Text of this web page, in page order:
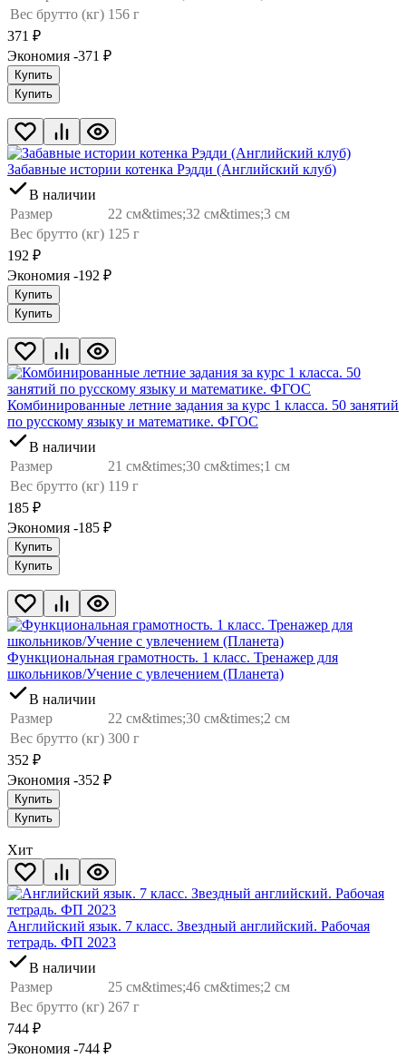
Вес брутто (кг) 156 г
371 ₽
Экономия -371 ₽
Купить
Купить
Забавные истории котенка Рэдди (Английский клуб)
В наличии
Размер
22 см&times;32 см&times;3 см
Вес брутто (кг) 125 г
192 ₽
Экономия -192 ₽
Купить
Купить
Комбинированные летние задания за курс 1 класса. 50 занятий
по русскому языку и математике. ФГОС
В наличии
Размер
21 см&times;30 см&times;1 см
Вес брутто (кг) 119 г
185 ₽
Экономия -185 ₽
Купить
Купить
Функциональная грамотность. 1 класс. Тренажер для
школьников/Учение с увлечением (Планета)
В наличии
Размер
22 см&times;30 см&times;2 см
Вес брутто (кг) 300 г
352 ₽
Экономия -352 ₽
Купить
Купить
Хит
Английский язык. 7 класс. Звездный английский. Рабочая
тетрадь. ФП 2023
В наличии
Размер
25 см&times;46 см&times;2 см
Вес брутто (кг) 267 г
744 ₽
Экономия -744 ₽